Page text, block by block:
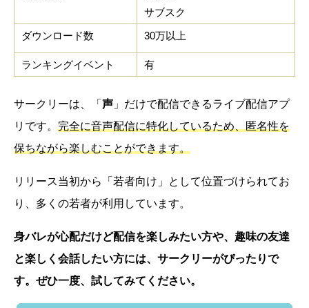
サブスク
ダウンロード数
30万以上
ランキングイベント 有
サークリーは、「 声 」だけで配信できるライブ配信アプ
リです。 完全に音声配信に特化しているため、匿名性を
保ちながら楽しむことができます。
リリース当初から「若者向け」として位置づけられてお
り、多くの若者が利用しています。
身バレが心配だけど配信を楽しみたい方や、趣味の友達
と楽しく会話したい方には、サークリーがぴったりで
す。ぜひ一度、試してみてください。